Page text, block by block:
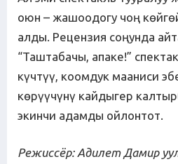
оюн – жашоодогу чоң
алды. Рецензия соңунда
“Таштабачы, апаке!”
күчтүү, коомдук мааниси
көрүүчүнү кайдыгер
экинчи адамды ойлонтот.
Режиссёр: Адилет Дамир